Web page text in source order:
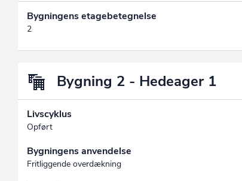
Bygningens etagebetegnelse
2
Bygning 2 - Hedeager 1
Livscyklus
Opført
Bygningens anvendelse
Fritliggende overdækning